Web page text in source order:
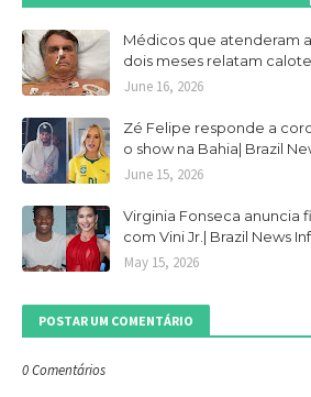
Médicos que atenderam
dois meses relatam
June 16, 2026
Zé Felipe responde a
o show na Bahia| Brazil
June 15, 2026
Virginia Fonseca anuncia
com Vini Jr.| Brazil News
May 15, 2026
POSTAR UM COMENTÁRIO
0 Comentários